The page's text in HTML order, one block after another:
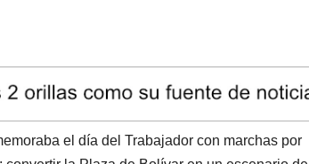
el día del Trabajador con marchas por